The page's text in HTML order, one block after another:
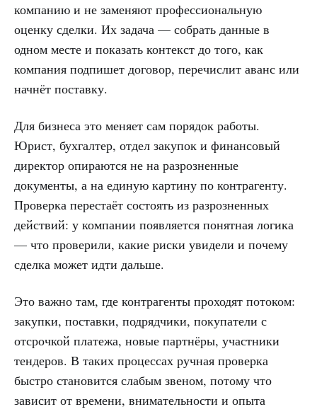
компанию и не заменяют профессиональную
оценку сделки. Их задача — собрать данные в
одном месте и показать контекст до того, как
компания подпишет договор, перечислит аванс или
начнёт поставку.
Для бизнеса это меняет сам порядок работы.
Юрист, бухгалтер, отдел закупок и финансовый
директор опираются не на разрозненные
документы, а на единую картину по контрагенту.
Проверка перестаёт состоять из разрозненных
действий: у компании появляется понятная логика
— что проверили, какие риски увидели и почему
сделка может идти дальше.
Это важно там, где контрагенты проходят потоком:
закупки, поставки, подрядчики, покупатели с
отсрочкой платежа, новые партнёры, участники
тендеров. В таких процессах ручная проверка
быстро становится слабым звеном, потому что
зависит от времени, внимательности и опыта